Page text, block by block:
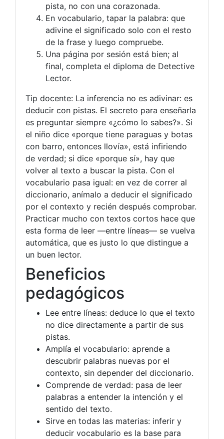
pista, no con una corazonada.
En vocabulario, tapar la palabra: que
adivine el significado solo con el resto
de la frase y luego compruebe.
Una página por sesión está bien; al
final, completa el diploma de Detective
Lector.
Tip docente: La inferencia no es adivinar: es
deducir con pistas. El secreto para enseñarla
es preguntar siempre «¿cómo lo sabes?». Si
el niño dice «porque tiene paraguas y botas
con barro, entonces llovía», está infiriendo
de verdad; si dice «porque sí», hay que
volver al texto a buscar la pista. Con el
vocabulario pasa igual: en vez de correr al
diccionario, anímalo a deducir el significado
por el contexto y recién después comprobar.
Practicar mucho con textos cortos hace que
esta forma de leer —entre líneas— se vuelva
automática, que es justo lo que distingue a
un buen lector.
Beneficios
pedagógicos
Lee entre líneas: deduce lo que el texto
no dice directamente a partir de sus
pistas.
Amplía el vocabulario: aprende a
descubrir palabras nuevas por el
contexto, sin depender del diccionario.
Comprende de verdad: pasa de leer
palabras a entender la intención y el
sentido del texto.
Sirve en todas las materias: inferir y
deducir vocabulario es la base para